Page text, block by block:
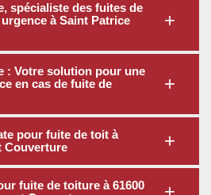
spécialiste des fuites de
à Saint Patrice
: Votre solution pour une
en cas de fuite de
pour fuite de toit à
Couverture
fuite de toiture à 61600